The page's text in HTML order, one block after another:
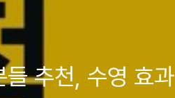
추천, 수영 효과